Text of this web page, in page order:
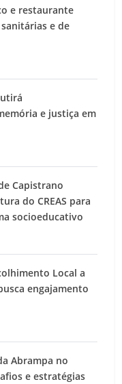
e restaurante
e de
e justiça em
Capistrano
do CREAS para
socioeducativo
Local a
engajamento
Abrampa no
e estratégias